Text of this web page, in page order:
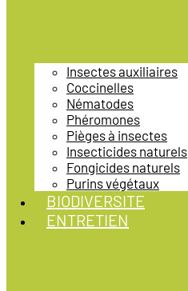
Insectes auxiliaires
Coccinelles
Nématodes
Phéromones
Pièges à insectes
Insecticides naturels
Fongicides naturels
Purins végétaux
BIODIVERSITE
ENTRETIEN